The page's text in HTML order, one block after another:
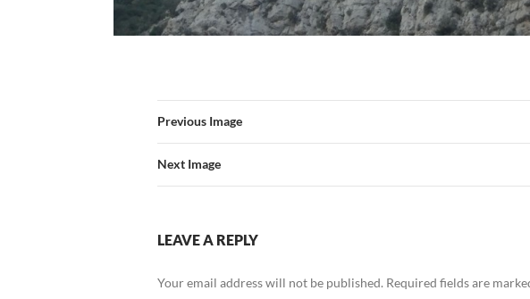
Previous Image
Next Image
LEAVE A REPLY
Your email address will not be published. Required fields are